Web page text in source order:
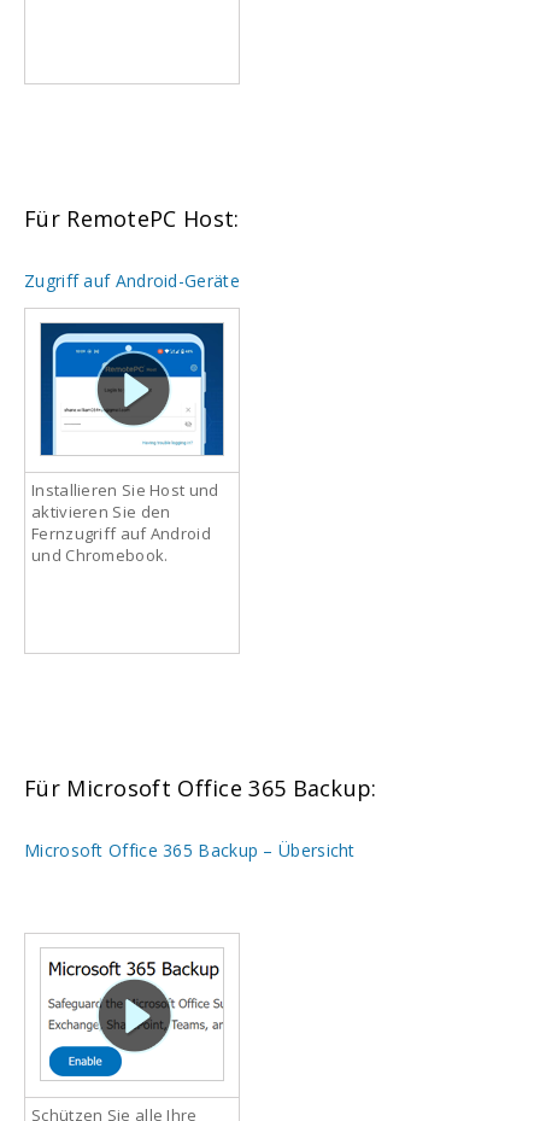
Für RemotePC Host:
Zugriff auf Android-Geräte
Installieren Sie Host und
aktivieren Sie den
Fernzugriff auf Android
und Chromebook.
Für Microsoft Office 365 Backup:
Microsoft Office 365 Backup – Übersicht
Schützen Sie alle Ihre